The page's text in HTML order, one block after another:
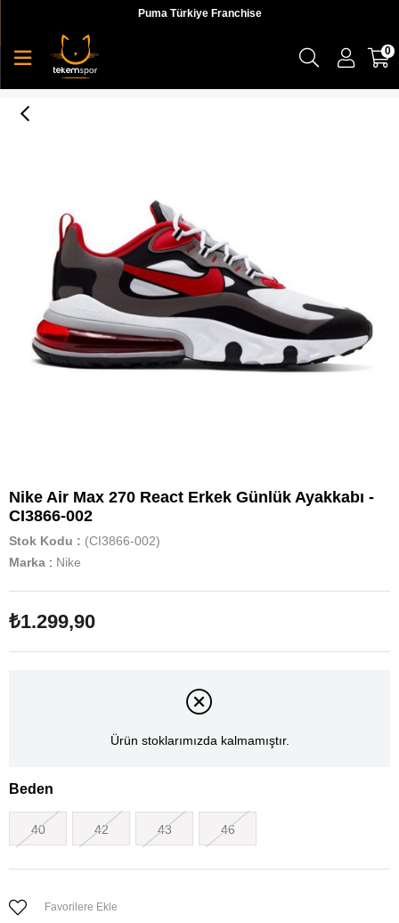
Puma Türkiye Franchise
0
Nike Air Max 270 React Erkek Günlük Ayakkabı -
CI3866-002
Stok Kodu
(CI3866-002)
Marka : Nike
₺1.299,90
Ürün stoklarımızda kalmamıştır.
Beden
40 42 43 46
Favorilere Ekle